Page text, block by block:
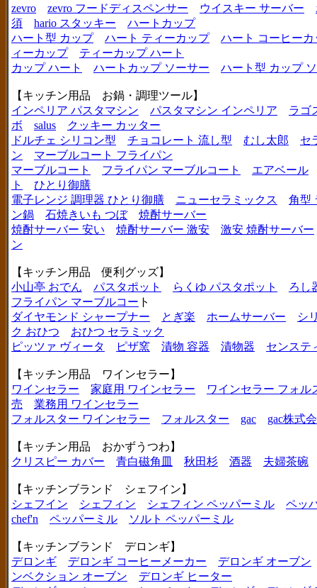
zevro
zevro フードディスペンサー ウイスキー サーバー
須
hario スタッキー
ハートカップ
ハート型 カップ
ハート ティーカップ
ハート コーヒーカ
ィーカップ
ティーカップ ハート
カップ ハート
ハートカップ ソーサー ハート型 カップ
【キッチン用品 お鍋・調理ツール】
インペリア パスタマシン
パスタマシン インペリア
ラゴ
ボ
salus
クッキー カッター
ドルチェ シリコン型
チョコレート 流し型 むし太郎
セ
ン
マーブルコート フライパン
マーブルコート
フライパン マーブルコート
エアベール
ト
ひとり御膳
電子レンジ 調理器 ひとり御膳
ニューセラミックス
角型
ン鍋
石焼きいも つぼ
焼酎サーバー
焼酎サーバー 安い
焼酎サーバー 激安
激安 焼酎サーバー
ン
【キッチン用品 便利グッズ】
小山亭 おでん
パスタポット らくゆ パスタポット
ろし
フライパン マーブルコー ト
ダイヤモンド シャープナー
とぎ楽 ホームサーバー
シ
ク おひつ
おひつ セラミック
ピッツァ ヴィータ
ピザ窯 漬物 容器 漬物器 センステ
【キッチン用品 ワインセラー】
ワインセラー
家庭用 ワインセラー
ワインセラー フォル
売
業務用 ワインセラー
フォルスター ワインセラー
フォルスター gac gac株式
【キッチン用品 おかずうつわ】
クリスピー カバー
青白磁角皿 秋田杉 酒器 夫婦茶碗
【キッチンブランド シェフイン】
シェフイン
シェフィン シェフィン ペッパーミル
ペッ
chef'n
ペッパーミル ソルト ペッパーミル
【キッチンブランド デロンギ】
デロンギ
デロンギ コーヒーメーカー
デロンギ オーブン
ンベクション オーブン
デロンギ ヒーター